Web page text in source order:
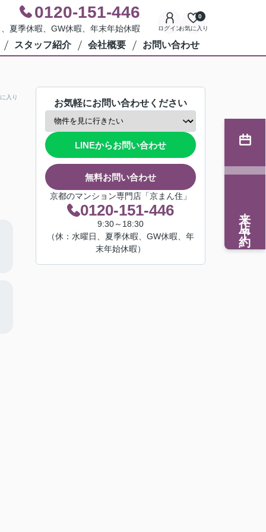
0120-151-446
夏季休暇、GW休暇、年末年始休暇 ログインお気に入り
0
スタッフ紹介 会社概要 お問い合わせ
入り
お気軽にお問い合わせください
LINEからお問い合わせ
無料お問い合わせ
京都のマンション専門店「京まん住」
0120-151-446
9:30～18:30
（休：水曜日、夏季休暇、GW休暇、年
末年始休暇）
来店予約